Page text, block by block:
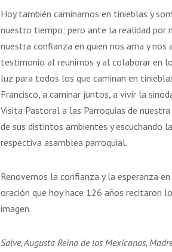
Hoy también caminamos en tinieblas y
nuestro tiempo; pero ante la realidad por
nuestra confianza en quien nos ama y
testimonio al reunirnos y al colaborar en
luz para todos los que caminan en
Francisco, a caminar juntos, a vivir la
Visita Pastoral a las Parroquias de
de sus distintos ambientes y escuchando
respectiva asamblea parroquial.
Renovemos la confianza y la esperanza
oración que hoy hace 126 años recitaron
imagen.
Salve, Augusta Reina de los Mexicanos,